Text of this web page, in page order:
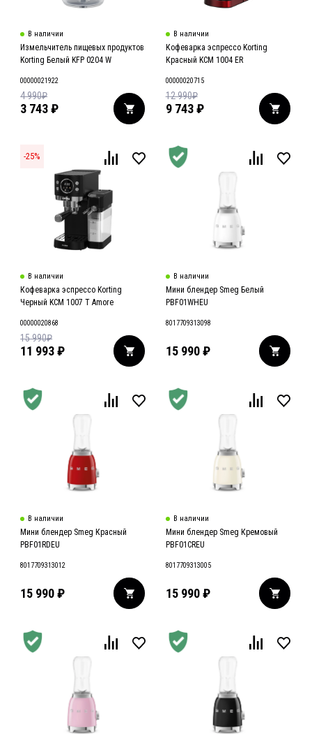
В наличии
Измельчитель пищевых продуктов
Korting Белый KFP 0204 W
00000021922
3 743₽
4 990₽
В наличии
Кофеварка эспрессо Korting
Красный KCM 1004 ER
00000020715
9 743 ₽
12 990₽
-25%
В наличии
Кофеварка эспрессо Korting
Черный KCM 1007 T Amore
00000020868
11 993₽
15 990₽
В наличии
Мини блендер Smeg Белый
PBF01WHEU
8017709313098
15 990 ₽
В наличии
Мини блендер Smeg Красный
PBF01RDEU
8017709313012
15 990₽
В наличии
Мини блендер Smeg Кремовый
PBF01CREU
8017709313005
15 990 ₽